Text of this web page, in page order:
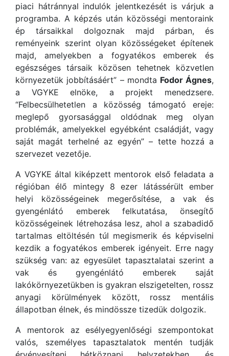
piaci hátránnyal indulók jelentkezését is várjuk a
programba. A képzés után közösségi mentoraink
ép társaikkal dolgoznak majd párban, és
reményeink szerint olyan közösségeket építenek
majd, amelyekben a fogyatékos emberek és
egészséges társaik közösen tehetnek közvetlen
környezetük jobbításáért” – mondta Fodor Ágnes,
a VGYKE elnöke, a projekt menedzsere.
“Felbecsülhetetlen a közösség támogató ereje:
meglepő gyorsasággal oldódnak meg olyan
problémák, amelyekkel egyébként családját, vagy
saját magát terhelné az egyén” – tette hozzá a
szervezet vezetője.
A VGYKE által kiképzett mentorok első feladata a
régióban élő mintegy 8 ezer látássérült ember
helyi közösségeinek megerősítése, a vak és
gyengénlátó emberek felkutatása, önsegítő
közösségeinek létrehozása lesz, ahol a szabadidő
tartalmas eltöltésén túl megismerik és képviselni
kezdik a fogyatékos emberek igényeit. Erre nagy
szükség van: az egyesület tapasztalatai szerint a
vak és gyengénlátó emberek saját
lakókörnyezetükben is gyakran elszigetelten, rossz
anyagi körülmények között, rossz mentális
állapotban élnek, és mindössze tizedük dolgozik.
A mentorok az esélyegyenlőségi szempontokat
valós, személyes tapasztalatok mentén tudják